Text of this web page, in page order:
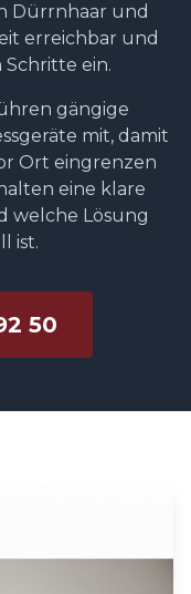
Dürrnhaar und
erreichbar und
Schritte ein.
gängige
mit, damit
Ort eingrenzen
eine klare
welche Lösung
ist.
50